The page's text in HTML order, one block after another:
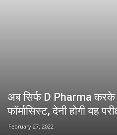
अब सिर्फ D Pharma करके
फॉर्मासिस्ट, देनी होगी यह
February 27, 2022